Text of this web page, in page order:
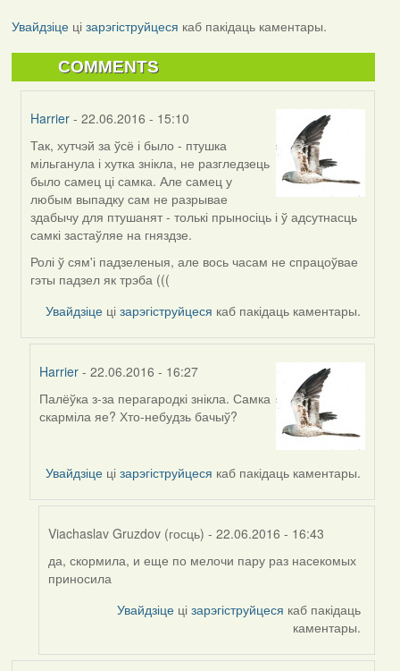
Увайдзіцеці зарэгіструйцеся каб пакідаць каментары.
COMMENTS
Harrier - 22.06.2016 - 15:10
In
reply
to
by
Дарья
(госць)
Так, хутчэй за ўсё і было - птушка
мільганула і хутка знікла, не разгледзець
было самец ці самка. Але самец у
любым выпадку сам не разрывае
здабычу для птушанят - толькі прыносіць і ў адсутнасць
самкі застаўляе на гняздзе.
Ролі ў сям'і падзеленыя, але вось часам не спрацоўвае
гэты падзел як трэба (((
Увайдзіце цізарэгіструйцеся каб пакідаць каментары.
Harrier - 22.06.2016 - 16:27
In
reply
Harrier
Палёўка з-за перагародкі знікла. Самка
скарміла яе? Хто-небудзь бачыў?
Увайдзіце цізарэгіструйцеся каб пакідаць каментары.
Viachaslav Gruzdov (госць) - 22.06.2016 - 16:43
In
reply
да, скормила, и еще по мелочи пару раз насекомых
приносила
Увайдзіце цізарэгіструйцеся каб пакідаць
каментары.